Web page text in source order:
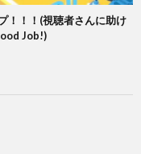
！！！(視聴者さんに助け
Job!)